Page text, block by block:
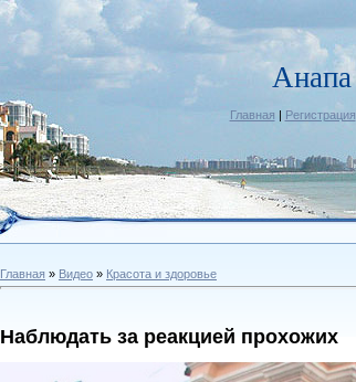
Анапа
Главная | Регистрация
Главная » Видео » Красота и здоровье
Наблюдать за реакцией прохожих